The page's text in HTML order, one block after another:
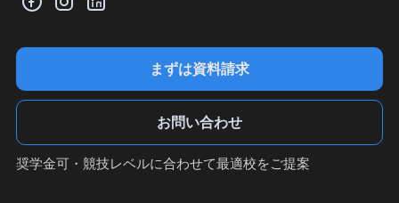
まずは資料請求
お問い合わせ
奨学金可・競技レベルに合わせて最適校をご提案